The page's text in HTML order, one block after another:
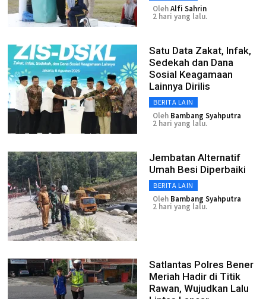
OlehAlfi Sahrin
2 hari yang lalu.
Satu Data Zakat, Infak,
Sedekah dan Dana
Sosial Keagamaan
Lainnya Dirilis
BERITA LAIN
Oleh Bambang Syahputra
2 hari yang lalu.
Jembatan Alternatif
Umah Besi Diperbaiki
BERITA LAIN
Oleh Bambang Syahputra
2 hari yang lalu.
Satlantas Polres Bener
Meriah Hadir di Titik
Rawan, Wujudkan Lalu